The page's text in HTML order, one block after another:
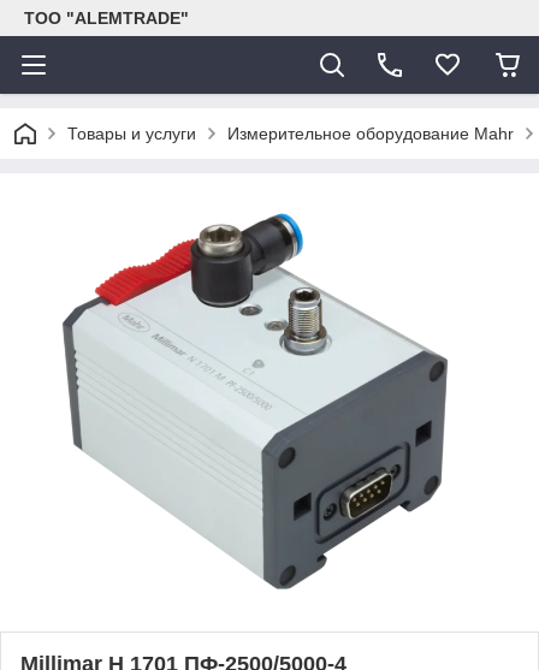
ТОО "ALEMTRADE"
Товары и услуги Измерительное оборудование Mahr
Millimar Н 1701 ПФ-2500/5000-4